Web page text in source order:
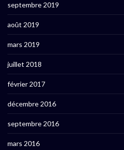
septembre 2019
août 2019
mars 2019
juillet 2018
février 2017
décembre 2016
septembre 2016
mars 2016